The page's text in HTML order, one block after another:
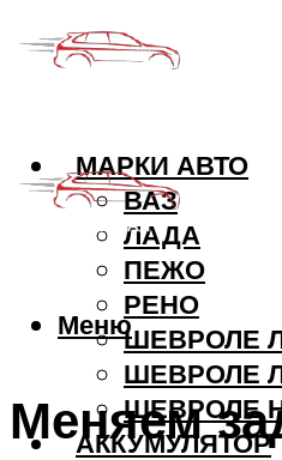
МАРКИ АВТО
ВАЗ
ЛАДА
ПЕЖО
РЕНО
ШЕВРОЛЕ
ШЕВРОЛЕ
ШЕВРОЛЕ
АККУМУЛЯТОР
Меню
Меняем